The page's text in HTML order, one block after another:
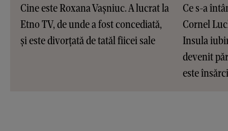
Cine este Roxana Vașniuc. A lucrat la
Etno TV, de unde a fost concediată,
și este divorțată de tatăl fiicei sale
Ce s-a
Cornel
Insula
devenit
este